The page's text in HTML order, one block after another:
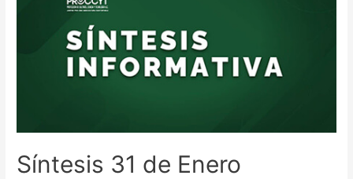
Síntesis 31 de Enero